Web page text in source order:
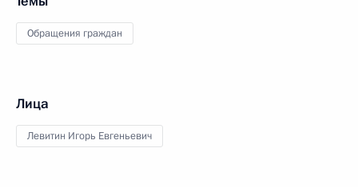
Обращения граждан
Лица
Левитин Игорь Евгеньевич